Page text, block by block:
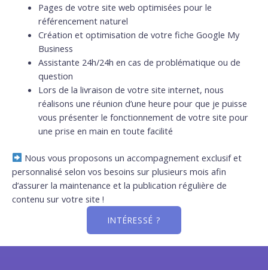
Pages de votre site web optimisées pour le
référencement naturel
Création et optimisation de votre fiche Google My
Business
Assistante 24h/24h en cas de problématique ou de
question
Lors de la livraison de votre site internet, nous
réalisons une réunion d’une heure pour que je puisse
vous présenter le fonctionnement de votre site pour
une prise en main en toute facilité
Nous vous proposons un accompagnement exclusif et
personnalisé selon vos besoins sur plusieurs mois afin
d’assurer la maintenance et la publication régulière de
contenu sur votre site !
INTÉRESSÉ ?